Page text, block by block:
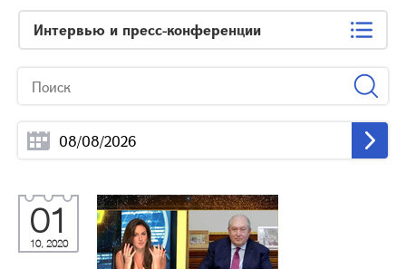
Интервью и пресс-конференции
01
10, 2020